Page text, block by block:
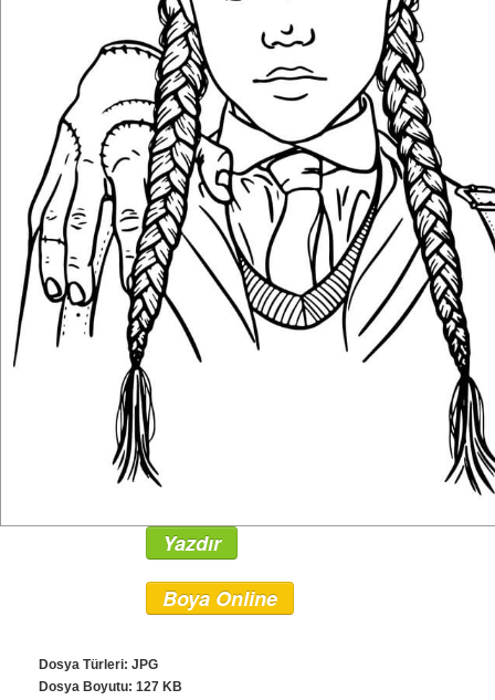
Yazdır
Boya Online
Dosya Türleri: JPG
Dosya Boyutu: 127 KB